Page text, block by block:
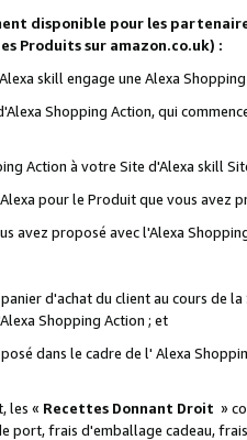
disponible pour les
Produits sur amazon.co.uk) :
skill engage une Alexa
Shopping Action, qui
Action à votre Site d'Alexa skill
pour le Produit que vous avez
avez proposé avec l'Alexa
d'achat du client au cours de
Shopping Action ; et
dans le cadre de l' Alexa
les « Recettes Donnant Droit »
port, frais d'emballage cadeau,